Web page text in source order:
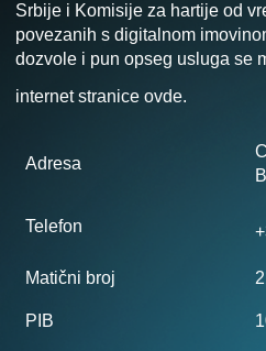
Srbije i Komisije za hartije od
povezanih s digitalnom
dozvole i pun opseg usluga se
internet stranice ovde.
Adresa
Telefon
Matični broj
PIB